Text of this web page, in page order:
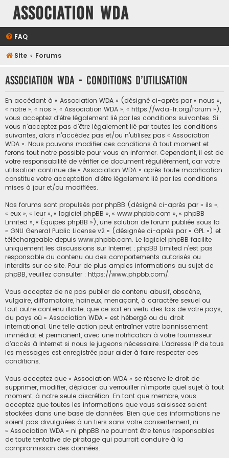
Association WDA
FAQ
Site Forums
Association WDA - Conditions d’utilisation
En accédant à « Association WDA » (désigné ci-après par « nous »,
« notre », « nos », « Association WDA », « https://wda-fr.org/forum »),
vous acceptez d’être légalement lié par les conditions suivantes. Si
vous n’acceptez pas d’être légalement lié par toutes les conditions
suivantes, alors n’accédez pas et/ou n’utilisez pas « Association
WDA ». Nous pouvons modifier ces conditions à tout moment et
ferons tout notre possible pour vous en informer. Cependant, il est de
votre responsabilité de vérifier ce document régulièrement, car votre
utilisation continue de « Association WDA » après toute modification
constitue votre acceptation d’être légalement lié par les conditions
mises à jour et/ou modifiées.
Nos forums sont propulsés par phpBB (désigné ci-après par « ils »,
« eux », « leur », « logiciel phpBB », « www.phpbb.com », « phpBB
Limited », « Équipes phpBB »), une solution de forum publiée sous la
« GNU General Public License v2 » (désignée ci-après par « GPL ») et
téléchargeable depuis www.phpbb.com. Le logiciel phpBB facilite
uniquement les discussions sur Internet ; phpBB Limited n’est pas
responsable du contenu ou des comportements autorisés ou
interdits sur ce site. Pour de plus amples informations au sujet de
phpBB, veuillez consulter : https://www.phpbb.com/.
Vous acceptez de ne pas publier de contenu abusif, obscène,
vulgaire, diffamatoire, haineux, menaçant, à caractère sexuel ou
tout autre contenu illicite, que ce soit en vertu des lois de votre pays,
du pays où « Association WDA » est hébergé ou du droit
international. Une telle action peut entraîner votre bannissement
immédiat et permanent, avec une notification à votre fournisseur
d’accès à Internet si nous le jugeons nécessaire. L’adresse IP de tous
les messages est enregistrée pour aider à faire respecter ces
conditions.
Vous acceptez que « Association WDA » se réserve le droit de
supprimer, modifier, déplacer ou verrouiller n’importe quel sujet à tout
moment, à notre seule discrétion. En tant que membre, vous
acceptez que toutes les informations que vous saisissez soient
stockées dans une base de données. Bien que ces informations ne
soient pas divulguées à un tiers sans votre consentement, ni
« Association WDA » ni phpBB ne pourront être tenus responsables
de toute tentative de piratage qui pourrait conduire à la
compromission des données.